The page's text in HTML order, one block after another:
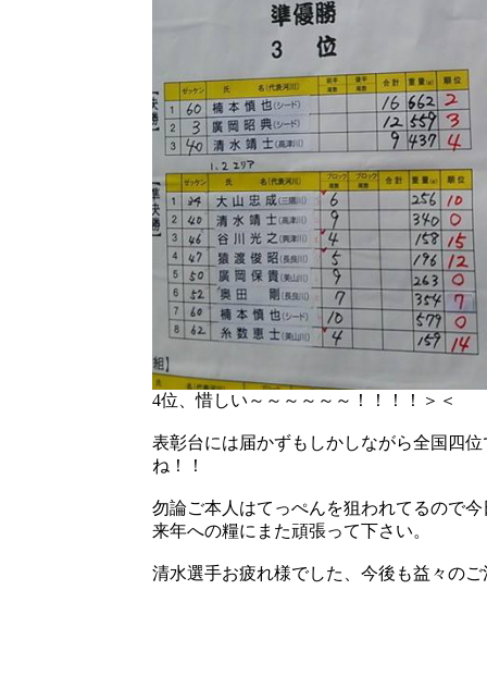
4位、惜しい～～～～～～！！！！＞＜
表彰台には届かずもしかしながら全国四
ね！！
勿論ご本人はてっぺんを狙われてるので
来年への糧にまた頑張って下さい。
清水選手お疲れ様でした、今後も益々の